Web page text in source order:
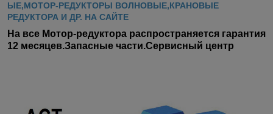
ЫЕ,МОТОР-РЕДУКТОРЫ ВОЛНОВЫЕ,КРАНОВЫЕ
РЕДУКТОРА И ДР. НА САЙТЕ
На все Мотор-редуктора распространяется гарантия
12 месяцев.Запасные части.Сервисный центр